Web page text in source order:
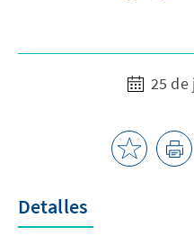
25 de
Detalles